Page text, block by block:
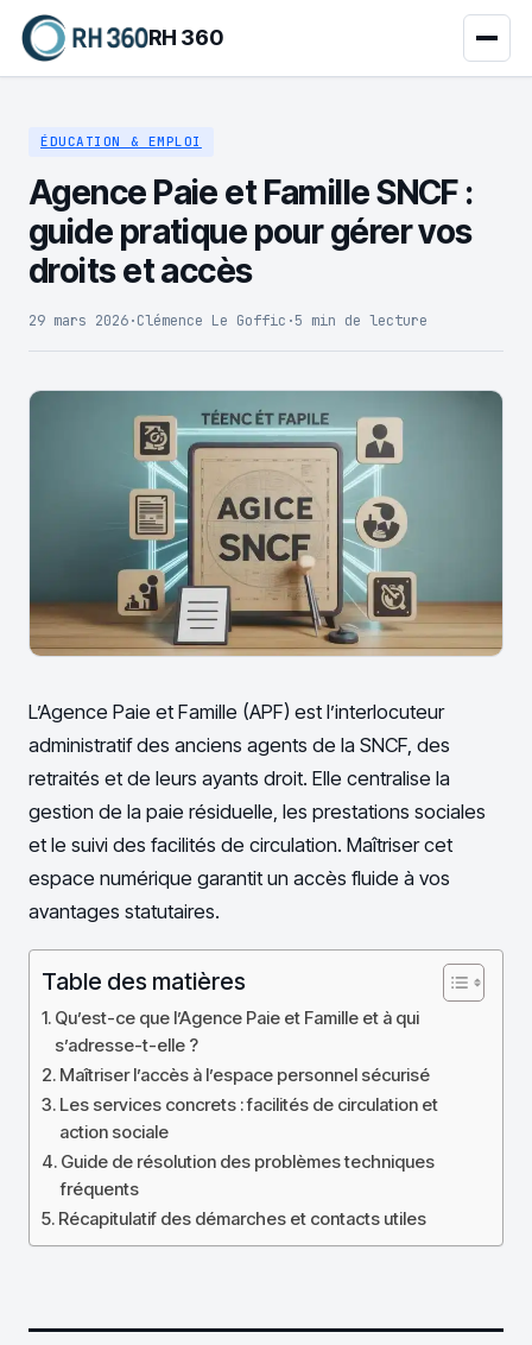
RH 360
ÉDUCATION & EMPLOI
Agence Paie et Famille SNCF :
guide pratique pour gérer vos
droits et accès
29 mars 2026·Clémence Le Goffic ·5 min de lecture
L’Agence Paie et Famille (APF) est l’interlocuteur
administratif des anciens agents de la SNCF, des
retraités et de leurs ayants droit. Elle centralise la
gestion de la paie résiduelle, les prestations sociales
et le suivi des facilités de circulation. Maîtriser cet
espace numérique garantit un accès fluide à vos
avantages statutaires.
Table des matières
Qu’est-ce que l’Agence Paie et Famille et à qui
s’adresse-t-elle ?
Maîtriser l’accès à l’espace personnel sécurisé
Les services concrets : facilités de circulation et
action sociale
Guide de résolution des problèmes techniques
fréquents
Récapitulatif des démarches et contacts utiles